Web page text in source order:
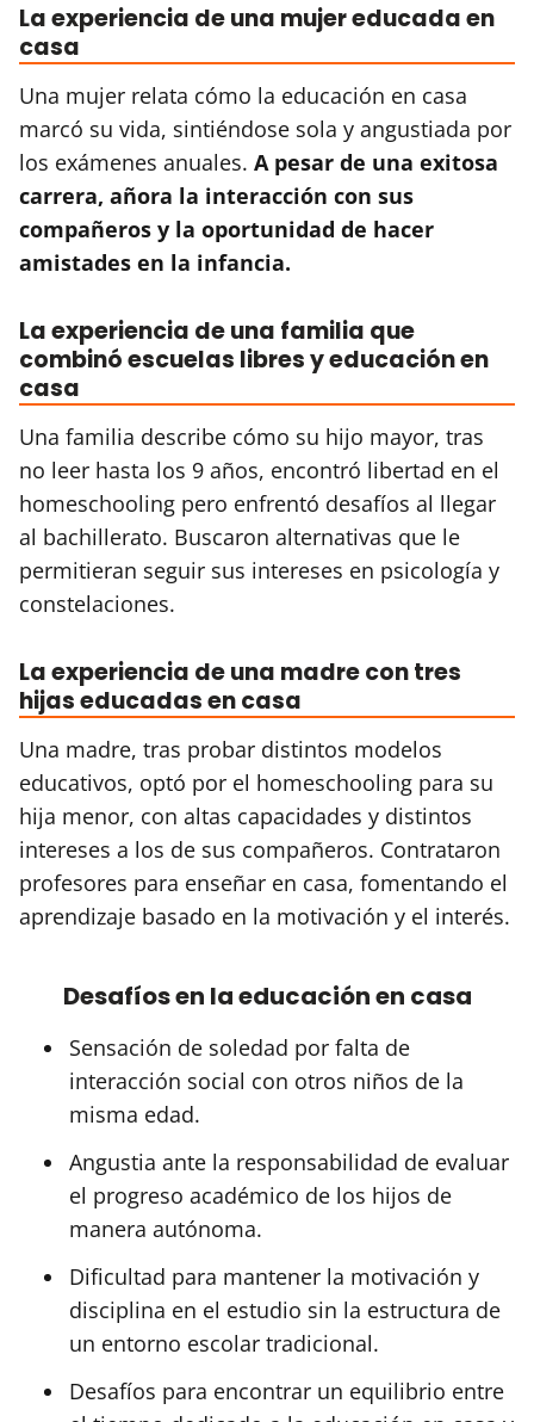
La experiencia de una mujer educada en
casa
Una mujer relata cómo la educación en casa
marcó su vida, sintiéndose sola y angustiada por
los exámenes anuales. A pesar de una exitosa
carrera, añora la interacción con sus
compañeros y la oportunidad de hacer
amistades en la infancia.
La experiencia de una familia que
combinó escuelas libres y educación en
casa
Una familia describe cómo su hijo mayor, tras
no leer hasta los 9 años, encontró libertad en el
homeschooling pero enfrentó desafíos al llegar
al bachillerato. Buscaron alternativas que le
permitieran seguir sus intereses en psicología y
constelaciones.
La experiencia de una madre con tres
hijas educadas en casa
Una madre, tras probar distintos modelos
educativos, optó por el homeschooling para su
hija menor, con altas capacidades y distintos
intereses a los de sus compañeros. Contrataron
profesores para enseñar en casa, fomentando el
aprendizaje basado en la motivación y el interés.
Desafíos en la educación en casa
Sensación de soledad por falta de
interacción social con otros niños de la
misma edad.
Angustia ante la responsabilidad de evaluar
el progreso académico de los hijos de
manera autónoma.
Dificultad para mantener la motivación y
disciplina en el estudio sin la estructura de
un entorno escolar tradicional.
Desafíos para encontrar un equilibrio entre